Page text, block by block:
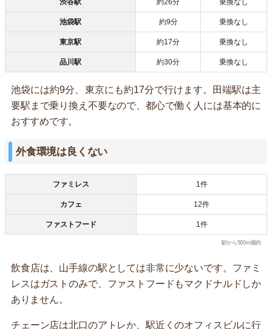
渋谷駅 約26分 乗換なし
池袋駅 約9分 乗換なし
東京駅 約17分 乗換なし
品川駅 約30分 乗換なし
池袋には約9分、東京にも約17分で行けます。田端駅は主
要駅まで乗り換え不要なので、都心で働く人には基本的に
おすすめです。
外食環境は良くない
ファミレス 1件
カフェ 12件
ファストフード 1件
駅から500m圏内
飲食店は、山手線の駅としては非常に少ないです。ファミ
レスはガストのみで、ファストフードもマクドナルドしか
ありません。
チェーン店は北口のアトレか、駅近くのオフィスビルに行